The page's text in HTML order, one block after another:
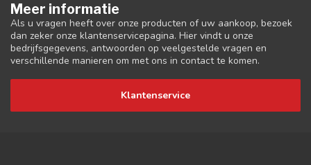
Meer informatie
Als u vragen heeft over onze producten of uw aankoop, bezoek
dan zeker onze klantenservicepagina. Hier vindt u onze
bedrijfsgegevens, antwoorden op veelgestelde vragen en
verschillende manieren om met ons in contact te komen.
Klantenservice